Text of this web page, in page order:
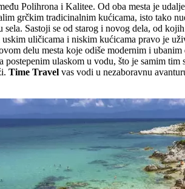
Polihrona i Kalitee. Od oba mesta je
grčkim tradicinalnim kućicama, isto tako
Sastoji se od starog i novog dela, od
uličicama i niskim kućicama pravo je
delu mesta koje odiše modernim i
ulaskom u vodu, što je samim
Time Travel vas vodi u nezaboravnu